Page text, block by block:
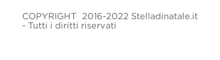
COPYRIGHT 2016-2022 Stelladinatale.it
- Tutti i diritti riservati